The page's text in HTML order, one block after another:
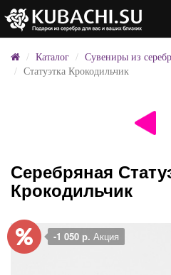
Каталог Сувениры из
Статуэтка Крокодильчик
Серебряная
Крокодильчик
-1 050 р. Акция